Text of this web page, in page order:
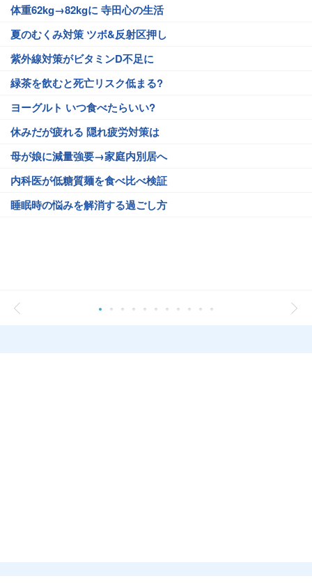
体重62kg→82kgに 寺田心の生活
夏のむくみ対策 ツボ&反射区押し
紫外線対策がビタミンD不足に
緑茶を飲むと死亡リスク低まる?
ヨーグルト いつ食べたらいい?
休みだが疲れる 隠れ疲労対策は
母が娘に減量強要→家庭内別居へ
内科医が低糖質麺を食べ比べ検証
睡眠時の悩みを解消する過ごし方